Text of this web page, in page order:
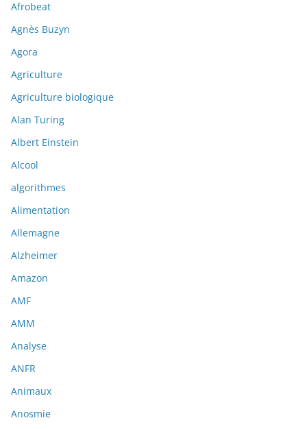
Afrobeat
Agnès Buzyn
Agora
Agriculture
Agriculture biologique
Alan Turing
Albert Einstein
Alcool
algorithmes
Alimentation
Allemagne
Alzheimer
Amazon
AMF
AMM
Analyse
ANFR
Animaux
Anosmie